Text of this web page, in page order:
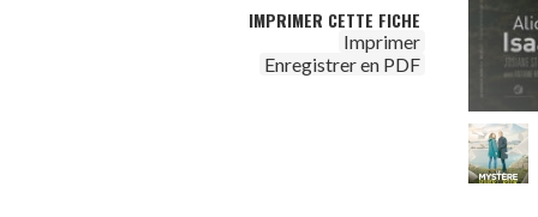
IMPRIMER CETTE FICHE
Imprimer
Enregistrer en PDF